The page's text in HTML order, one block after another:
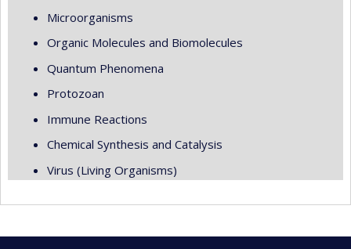
Microorganisms
Organic Molecules and Biomolecules
Quantum Phenomena
Protozoan
Immune Reactions
Chemical Synthesis and Catalysis
Virus (Living Organisms)